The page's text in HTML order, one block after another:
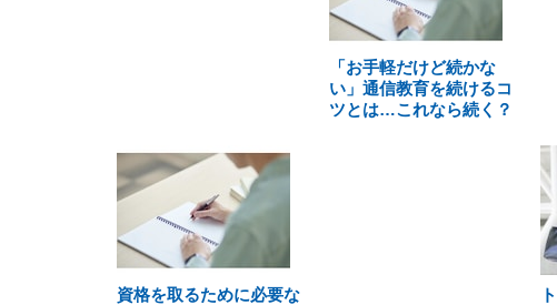
「お手軽だけど続かな
い」通信教育を続けるコ
ツとは…これなら続く？
資格を取るために必要な